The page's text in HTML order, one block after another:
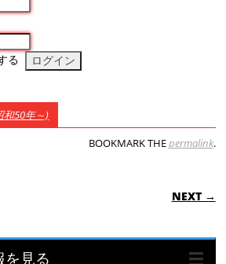
る
和50年～)
BOOKMARK THEpermalink.
NEXT →
見る